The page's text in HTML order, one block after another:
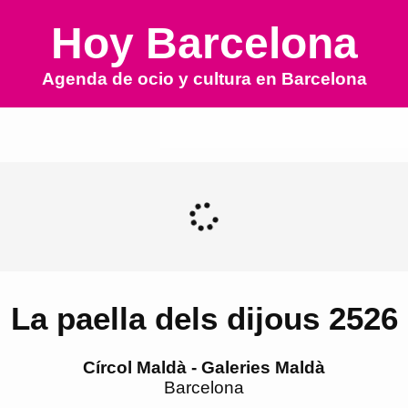
Hoy Barcelona
Agenda de ocio y cultura en Barcelona
La paella dels dijous 2526
Círcol Maldà - Galeries Maldà
Barcelona